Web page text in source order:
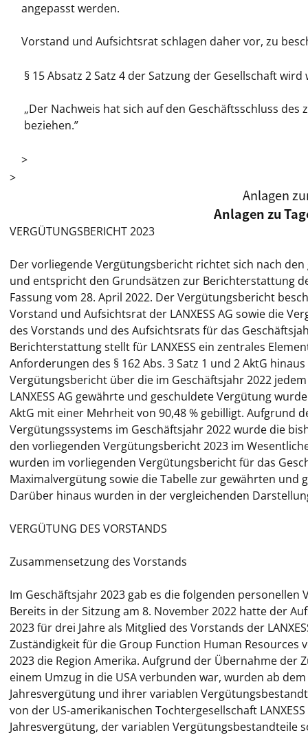
angepasst werden.
Vorstand und Aufsichtsrat schlagen daher vor, zu
§ 15 Absatz 2 Satz 4 der Satzung der Gesellschaft
„Der Nachweis hat sich auf den Geschäftsschluss
beziehen.”
>
>
Anlagen
Anlagen zu
VERGÜTUNGSBERICHT 2023
Der vorliegende Vergütungsbericht richtet sich nach
und entspricht den Grundsätzen zur Berichterstattung
Fassung vom 28. April 2022. Der Vergütungsbericht
Vorstand und Aufsichtsrat der LANXESS AG sowie die
des Vorstands und des Aufsichtsrats für das
Berichterstattung stellt für LANXESS ein zentrales
Anforderungen des § 162 Abs. 3 Satz 1 und 2 AktG
Vergütungsbericht über die im Geschäftsjahr 2022
LANXESS AG gewährte und geschuldete Vergütung
AktG mit einer Mehrheit von 90,48 % gebilligt. Aufgrund
Vergütungssystems im Geschäftsjahr 2022 wurde die
den vorliegenden Vergütungsbericht 2023 im
wurden im vorliegenden Vergütungsbericht für das
Maximalvergütung sowie die Tabelle zur gewährten
Darüber hinaus wurden in der vergleichenden
VERGÜTUNG DES VORSTANDS
Zusammensetzung des Vorstands
Im Geschäftsjahr 2023 gab es die folgenden
Bereits in der Sitzung am 8. November 2022 hatte der
2023 für drei Jahre als Mitglied des Vorstands der
Zuständigkeit für die Group Function Human
2023 die Region Amerika. Aufgrund der Übernahme der
einem Umzug in die USA verbunden war, wurden ab
Jahresvergütung und ihrer variablen
von der US-amerikanischen Tochtergesellschaft
Jahresvergütung, der variablen